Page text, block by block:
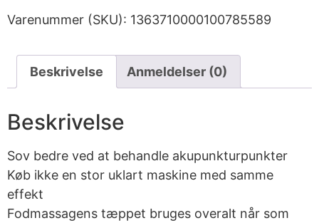
Varenummer (SKU): 1363710000100785589
Beskrivelse Anmeldelser (0)
Beskrivelse
Sov bedre ved at behandle akupunkturpunkter
Køb ikke en stor uklart maskine med samme
effekt
Fodmassagens tæppet bruges overalt når som